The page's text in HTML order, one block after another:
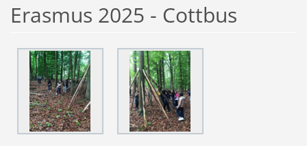
Erasmus 2025 - Cottbus